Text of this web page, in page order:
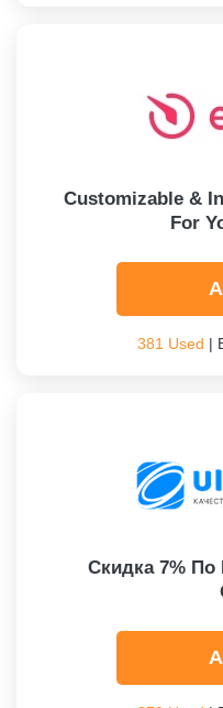
Customizable &
For
381 Used |
Скидка 7% По